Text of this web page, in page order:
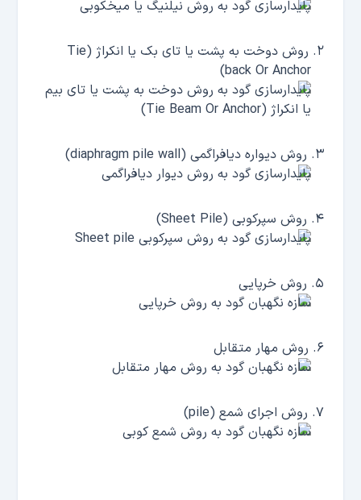
روش دوخت به پشت یا تای بک یا انکراژ (Tie
back Or Anchor)
روش دیواره دیافراگمی (diaphragm pile wall)
روش سپرکوبی (Sheet Pile
)
روش خرپایی
روش مهار متقابل
روش اجرای شمع (pile)